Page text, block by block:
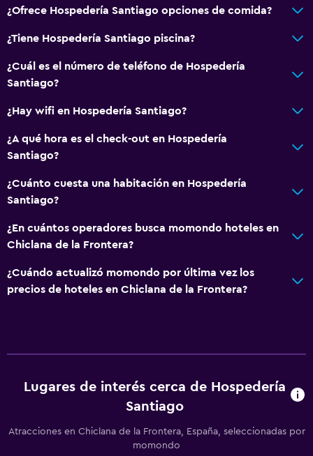
¿Ofrece Hospedería Santiago opciones de comida?
¿Tiene Hospedería Santiago piscina?
¿Cuál es el número de teléfono de Hospedería
Santiago?
¿Hay wifi en Hospedería Santiago?
¿A qué hora es el check-out en Hospedería
Santiago?
¿Cuánto cuesta una habitación en Hospedería
Santiago?
¿En cuántos operadores busca momondo hoteles en
Chiclana de la Frontera?
¿Cuándo actualizó momondo por última vez los
precios de hoteles en Chiclana de la Frontera?
Lugares de interés cerca de Hospedería
Santiago
Atracciones en Chiclana de la Frontera, España, seleccionadas por
momondo